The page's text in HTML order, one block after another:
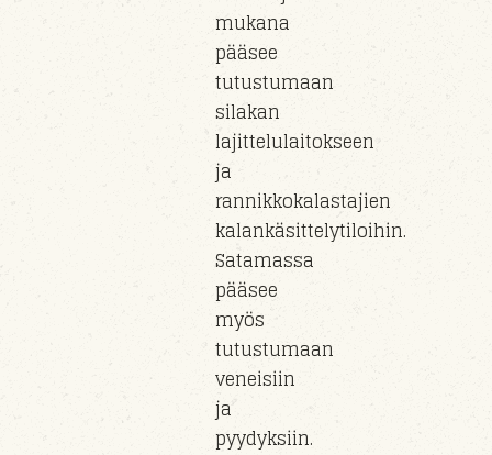
mukana
pääsee
tutustumaan
silakan
lajittelulaitokseen
ja
rannikkokalastajien
kalankäsittelytiloihin.
Satamassa
pääsee
myös
tutustumaan
veneisiin
ja
pyydyksiin.